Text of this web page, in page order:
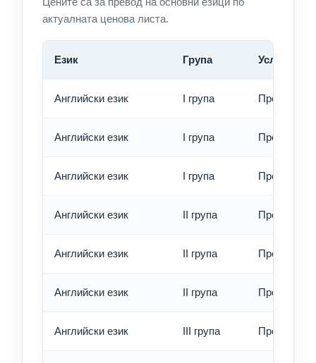
актуалната ценова листа.
Език Група Услуга
Английски език I група Превод -
Английски език I група Превод -
Английски език I група Превод -
Английски език II група Превод -
Английски език II група Превод -
Английски език II група Превод -
Английски език III група Превод -